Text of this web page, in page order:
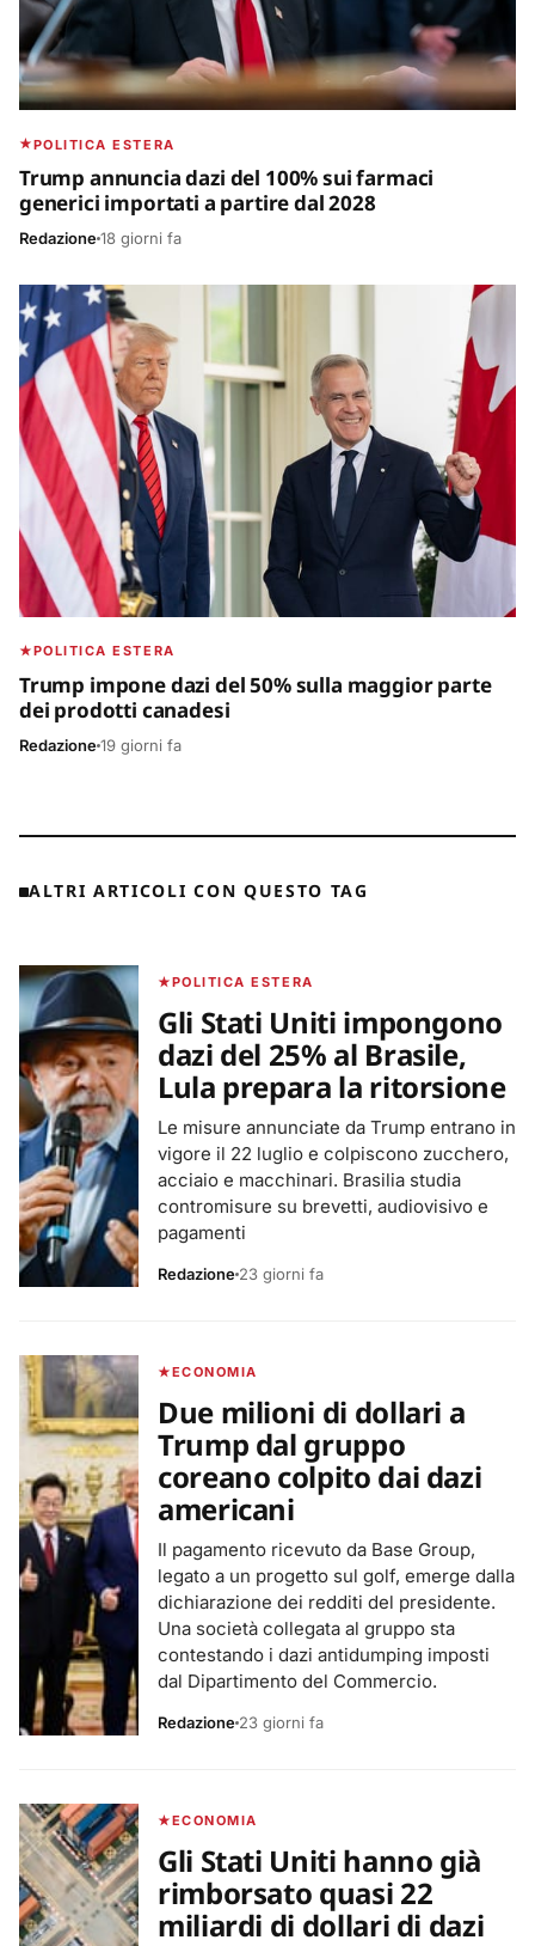
POLITICA ESTERA
Trump annuncia dazi del 100% sui farmaci
generici importati a partire dal 2028
Redazione18 giorni fa
POLITICA ESTERA
Trump impone dazi del 50% sulla maggior parte
dei prodotti canadesi
Redazione19 giorni fa
ALTRI ARTICOLI CON QUESTO TAG
POLITICA ESTERA
Gli Stati Uniti impongono
dazi del 25% al Brasile,
Lula prepara la ritorsione
Le misure annunciate da Trump entrano in
vigore il 22 luglio e colpiscono zucchero,
acciaio e macchinari. Brasilia studia
contromisure su brevetti, audiovisivo e
pagamenti
Redazione 23 giorni fa
ECONOMIA
Due milioni di dollari a
Trump dal gruppo
coreano colpito dai dazi
americani
Il pagamento ricevuto da Base Group,
legato a un progetto sul golf, emerge dalla
dichiarazione dei redditi del presidente.
Una società collegata al gruppo sta
contestando i dazi antidumping imposti
dal Dipartimento del Commercio.
Redazione 23 giorni fa
ECONOMIA
Gli Stati Uniti hanno già
rimborsato quasi 22
miliardi di dollari di dazi